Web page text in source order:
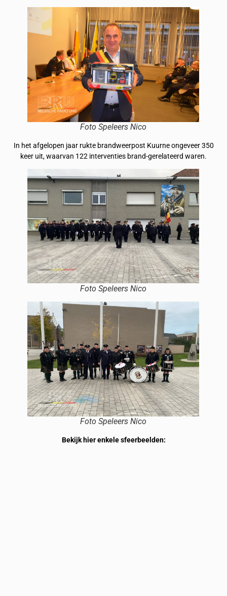
Foto Speleers Nico
In het afgelopen jaar rukte brandweerpost Kuurne ongeveer 350
keer uit, waarvan 122 interventies brand-gerelateerd waren.
Foto Speleers Nico
Foto Speleers Nico
Bekijk hier enkele sfeerbeelden: